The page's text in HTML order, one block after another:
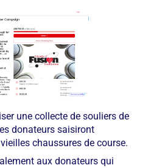
une collecte de souliers de
donateurs saisiront
chaussures de course.
aux donateurs qui